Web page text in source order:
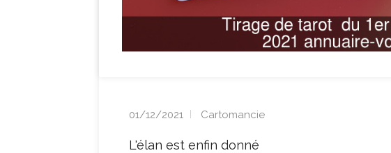
01/12/2021 Cartomancie
L'élan est enfin donné